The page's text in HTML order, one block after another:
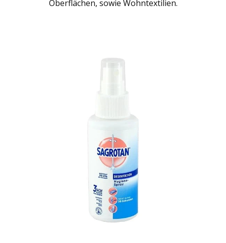
Oberflächen, sowie Wohntextilien.